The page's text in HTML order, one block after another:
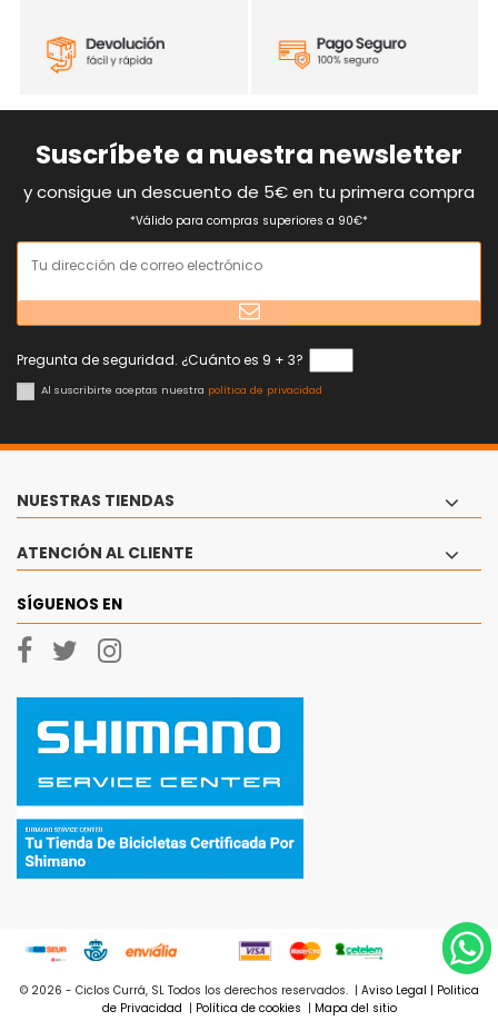
Suscríbete a nuestra newsletter
y consigue un descuento de 5€ en tu primera compra
*Válido para compras superiores a 90€*
Pregunta de seguridad. ¿Cuánto es 9 + 3?
Al suscribirte aceptas nuestra política de privacidad
NUESTRAS TIENDAS
ATENCIÓN AL CLIENTE
SÍGUENOS EN
© 2026 - Ciclos Currá, SL Todos los derechos reservados. | Aviso Legal | Politica
de Privacidad | Política de cookies | Mapa del sitio